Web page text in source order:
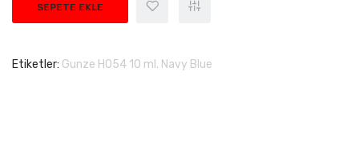
SEPETE EKLE
Etiketler: Gunze H054 10 ml. Navy Blue